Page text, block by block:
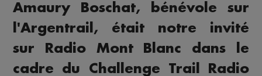
Amaury Boschat, bénévole sur
l'Argentrail, était notre invité
sur Radio Mont Blanc dans le
cadre du Challenge Trail Radio